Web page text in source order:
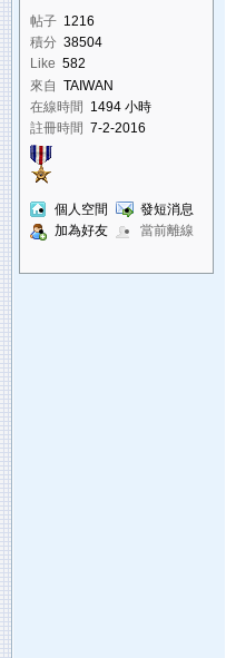
帖子 1216
積分 38504
Like 582
來自 TAIWAN
在線時間 1494 小時
註冊時間 7-2-2016
個人空間
發短消息
加為好友
當前離線